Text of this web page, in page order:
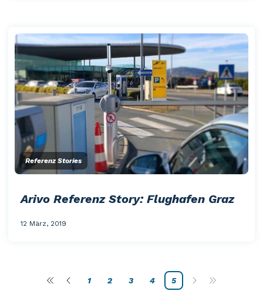
Referenz Stories
Arivo Referenz Story: Flughafen Graz
12 März, 2019
1 2 3 4 5